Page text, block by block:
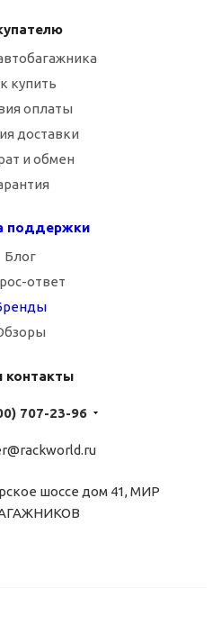
купить
оплаты
доставки
и обмен
поддержки
Блог
ответ
контакты
707-23-96
шоссе дом 41, МИР